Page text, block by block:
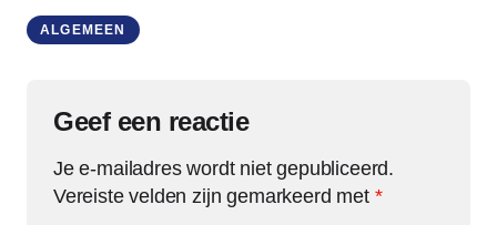
ALGEMEEN
Geef een reactie
Je e-mailadres wordt niet gepubliceerd.
Vereiste velden zijn gemarkeerd met *